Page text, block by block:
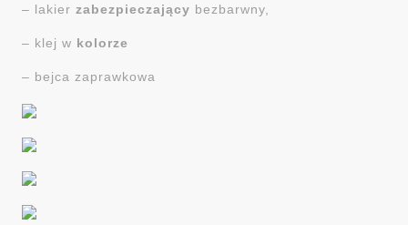
– lakier zabezpieczający bezbarwny,
– klej w kolorze
– bejca zaprawkowa